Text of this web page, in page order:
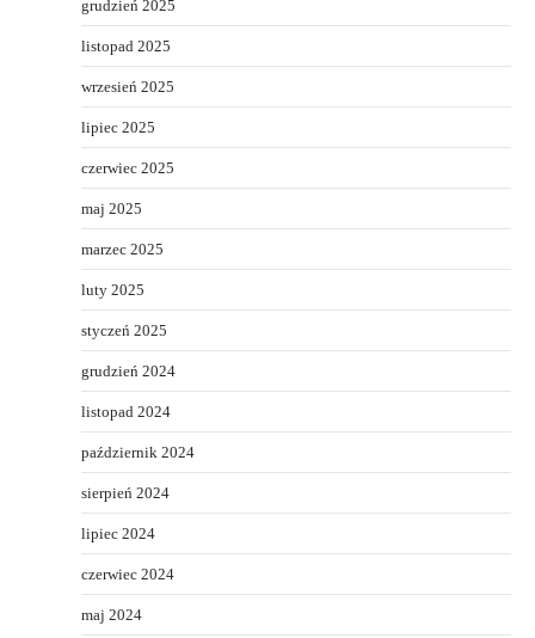
grudzień 2025
listopad 2025
wrzesień 2025
lipiec 2025
czerwiec 2025
maj 2025
marzec 2025
luty 2025
styczeń 2025
grudzień 2024
listopad 2024
październik 2024
sierpień 2024
lipiec 2024
czerwiec 2024
maj 2024